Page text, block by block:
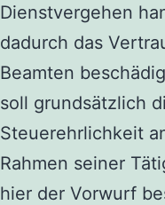
Dienstvergehen
dadurch das
Beamten
soll grundsätzlich
Steuerehrlichkeit
Rahmen seiner
hier der Vorwurf